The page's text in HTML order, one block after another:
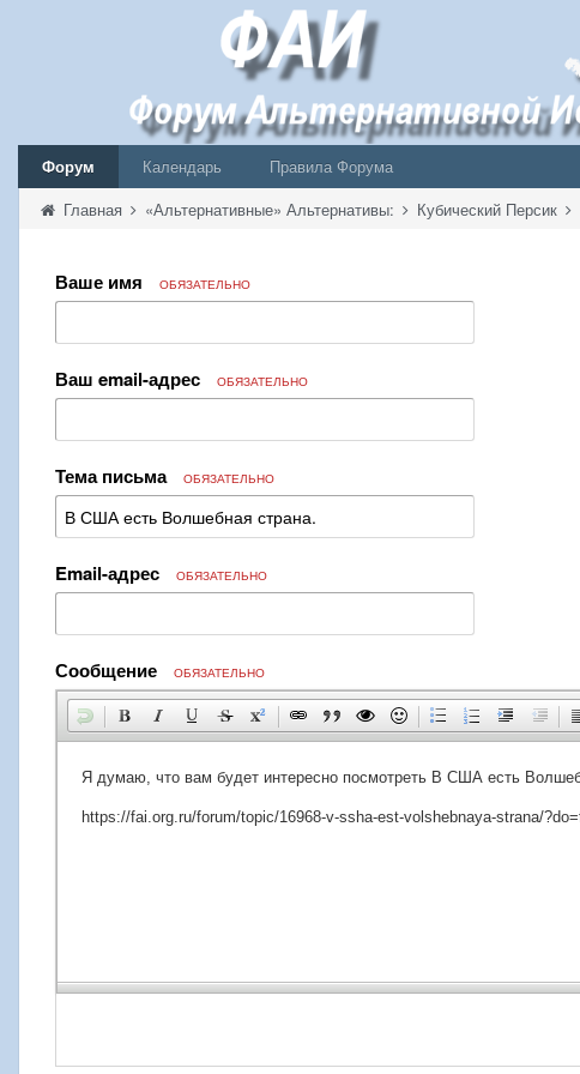
Форум Календарь
Правила Форума
Главная «Альтернативные» Альтернативы: Кубический Персик
Ваше имя ОБЯЗАТЕЛЬНО
Ваш email-адрес ОБЯЗАТЕЛЬНО
Тема письма ОБЯЗАТЕЛЬНО
Email-адрес ОБЯЗАТЕЛЬНО
Сообщение ОБЯЗАТЕЛЬНО